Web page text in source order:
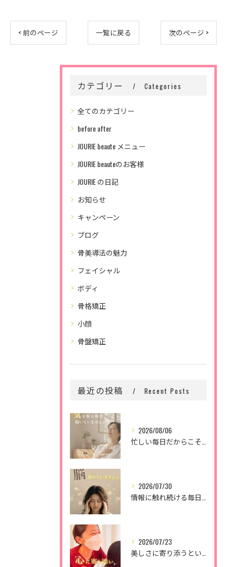
< 前のページ 一覧に戻る 次のページ >
カテゴリー Categories
全てのカテゴリー
before after
JOURIE beaute メニュー
JOURIE beauteのお客様
JOURIE の日記
お知らせ
キャンペーン
ブログ
骨美導法の魅力
フェイシャル
ボディ
骨格矯正
小顔
骨盤矯正
最近の投稿 Recent Posts
2026/08/06
2026/07/30
2026/07/23